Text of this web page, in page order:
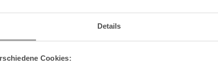
Details
Cookies:
Der Sonnenpark gehört seit 2013 zu den
jährlichen Preisträgern des HolidayCheck